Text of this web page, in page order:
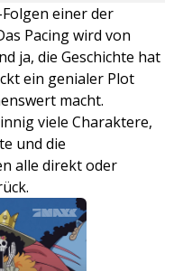
einer der
Pacing wird von
ja, die Geschichte hat
ein genialer Plot
macht.
viele Charaktere,
und die
alle direkt oder